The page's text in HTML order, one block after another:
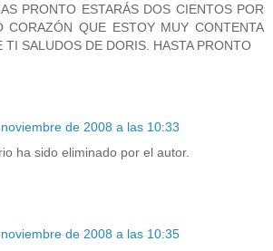
PRONTO ESTARÁS DOS CIENTOS POR
CORAZÓN QUE ESTOY MUY CONTENTA
TI SALUDOS DE DORIS. HASTA PRONTO
de 2008 a las 10:33
ha sido eliminado por el autor.
de 2008 a las 10:35